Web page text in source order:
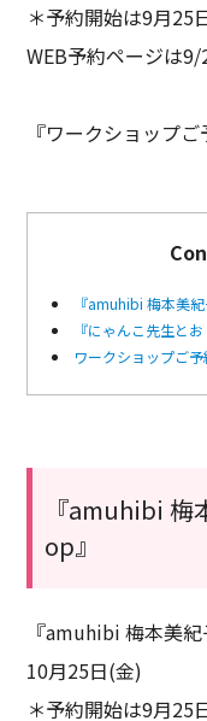
＊予約開始は9月25
WEB予約ページは9/
『ワークショップ
『amuhibi 梅本美
『にゃんこ先生と
ワークショップご
『amuhibi 梅
op』
『amuhibi 梅本美
10月25日(金)
＊予約開始は9月25